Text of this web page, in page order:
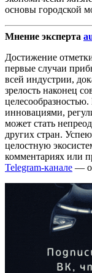
основы городской
Мнение эксперта
Достижение
первые случаи
всей индустрии,
зрелость наконец
инновациями,
может стать
других стран.
целостную
комментариях или
Telegram-канале —